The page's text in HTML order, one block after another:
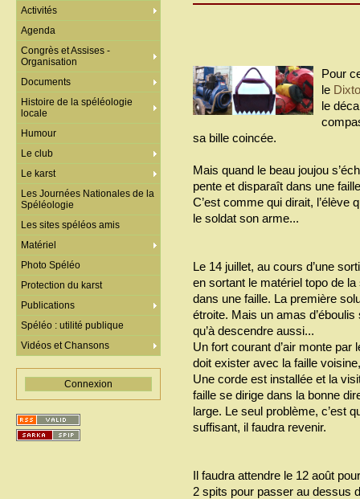
Pour
le
le
sa bille coincée.
Mais quand le beau joujou
pente et disparaît dans une
C’est comme qui dirait, l’élève
le soldat son arme...
Le 14 juillet, au cours d’une
en sortant le matériel topo de
dans une faille. La première
étroite. Mais un amas
qu’à descendre aussi...
Un fort courant d’air monte par
doit exister avec la faille
Une corde est installée et la
faille se dirige dans la bonne
large. Le seul problème, c’est
suffisant, il faudra revenir.
Il faudra attendre le 12 août
2 spits pour passer au dessus
Activités
Agenda
Congrès et Assises -
Organisation
Documents
Histoire de la spéléologie
locale
Humour
Le club
Le karst
Les Journées Nationales de la
Spéléologie
Les sites spéléos amis
Matériel
Photo Spéléo
Protection du karst
Publications
Spéléo : utilité publique
Vidéos et Chansons
Connexion